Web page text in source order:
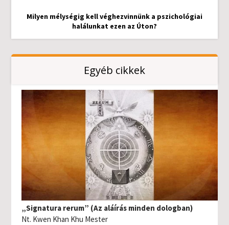
Milyen mélységig kell véghezvinnünk a pszichológiai
halálunkat ezen az Úton?
Egyéb cikkek
„Signatura rerum” (Az aláírás minden dologban)
Nt. Kwen Khan Khu Mester